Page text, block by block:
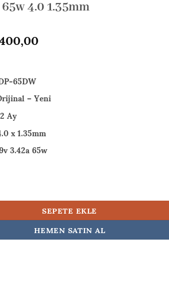
4.0 1.35mm
Şuandaki
65DW
– Yeni
Ay
1.35mm
3.42a 65w
Orijinal Adaptör Şarj Aleti 19v 3.42a 65w 4.0
SEPETE EKLE
HEMEN SATIN AL